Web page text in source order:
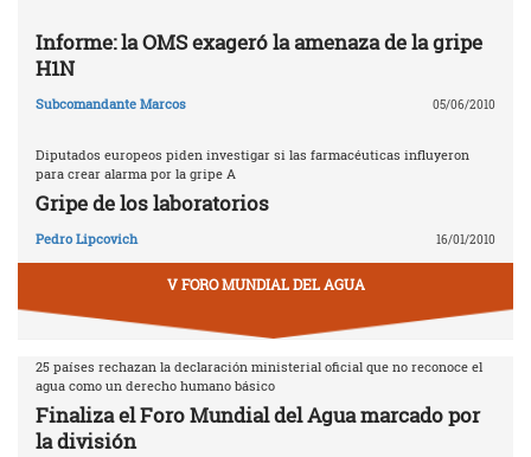
Informe: la OMS exageró la amenaza de la gripe
H1N
Subcomandante Marcos 05/06/2010
Diputados europeos piden investigar si las farmacéuticas influyeron
para crear alarma por la gripe A
Gripe de los laboratorios
Pedro Lipcovich 16/01/2010
V FORO MUNDIAL DEL AGUA
25 países rechazan la declaración ministerial oficial que no reconoce el
agua como un derecho humano básico
Finaliza el Foro Mundial del Agua marcado por
la división